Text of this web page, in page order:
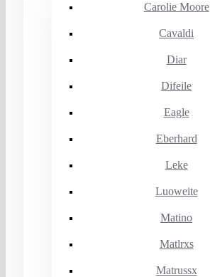
Carolie Moore
Cavaldi
Diar
Difeile
Eagle
Eberhard
Leke
Luoweite
Matino
Matlrxs
Matrussx